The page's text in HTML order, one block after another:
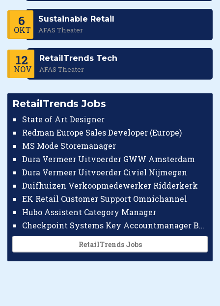
6
OKT
Sustainable Retail
AFAS Theater
12
NOV
RetailTrends Tech
AFAS Theater
RetailTrends Jobs
State of Art Designer
Redman Europe Sales Developer (Europe)
MS Mode Storemanager
Dura Vermeer Uitvoerder GWW Amsterdam
Dura Vermeer Uitvoerder Civiel Nijmegen
Duifhuizen Verkoopmedewerker Ridderkerk
EK Retail Customer Support Omnichannel
Hubo Assistent Category Manager
Checkpoint Systems Key Accountmanager Benelux
RetailTrends Jobs